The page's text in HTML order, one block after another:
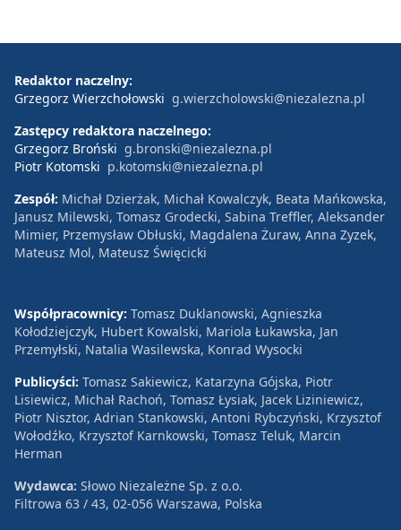
Redaktor naczelny:
Grzegorz Wierzchołowski g.wierzcholowski@niezalezna.pl
Zastępcy redaktora naczelnego:
Grzegorz Broński g.bronski@niezalezna.pl
Piotr Kotomski p.kotomski@niezalezna.pl
Zespół: Michał Dzierżak, Michał Kowalczyk, Beata Mańkowska,
Janusz Milewski, Tomasz Grodecki, Sabina Treffler, Aleksander
Mimier, Przemysław Obłuski, Magdalena Żuraw, Anna Zyzek,
Mateusz Mol, Mateusz Święcicki
Współpracownicy: Tomasz Duklanowski, Agnieszka
Kołodziejczyk, Hubert Kowalski, Mariola Łukawska, Jan
Przemyłski, Natalia Wasilewska, Konrad Wysocki
Publicyści: Tomasz Sakiewicz, Katarzyna Gójska, Piotr
Lisiewicz, Michał Rachoń, Tomasz Łysiak, Jacek Liziniewicz,
Piotr Nisztor, Adrian Stankowski, Antoni Rybczyński, Krzysztof
Wołodźko, Krzysztof Karnkowski, Tomasz Teluk, Marcin
Herman
Wydawca: Słowo Niezależne Sp. z o.o.
Filtrowa 63 / 43, 02-056 Warszawa, Polska